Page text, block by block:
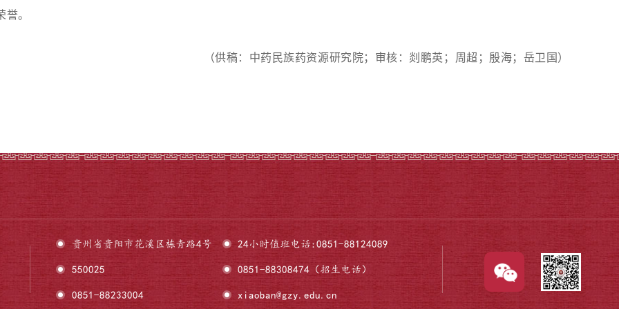
誉。
（供稿：中药民族药资源研究院；审核：剡鹏英；周超；殷海；岳卫国）
贵州省贵阳市花溪区栋青路4号
550025
0851-88233004
24小时值班电话:0851-88124089
0851-88308474（招生电话）
xiaoban@gzy.edu.cn